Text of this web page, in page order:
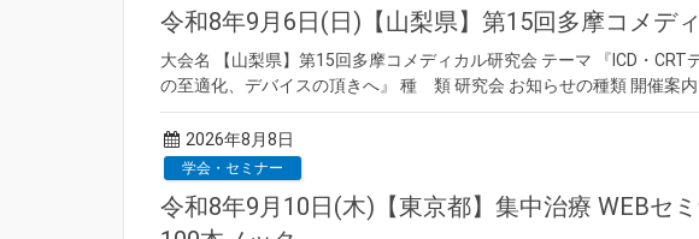
令和8年9月6日(日)【山梨県】第15回多摩コメデ
大会名 【山梨県】第15回多摩コメディカル研究会 テーマ 『ICD・
の至適化、デバイスの頂きへ』 種 類 研究会 お知らせの種類 開催案
2026年8月8日
学会・セミナー
令和8年9月10日(木)【東京都】集中治療 WEBセ